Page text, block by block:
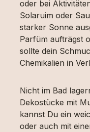
oder bei
Solaruim oder
starker Sonne
Parfüm aufträgst
sollte dein
Chemikalien in
Nicht im Bad
Dekostücke mit
kannst Du ein
oder auch mit